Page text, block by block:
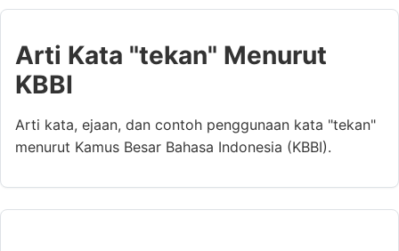
Arti Kata "tekan" Menurut
KBBI
Arti kata, ejaan, dan contoh penggunaan kata "tekan"
menurut Kamus Besar Bahasa Indonesia (KBBI).